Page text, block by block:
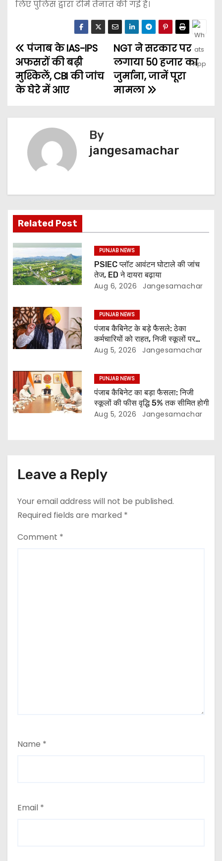
लिए पुलिस द्वारा टीमें तैनात की गई हैं।
NGT ने सरकार पर
लगाया ₹50 हजार का
जुर्माना, जानें पूरा
मामला
पंजाब के IAS-IPS
अफसरों की बढ़ी
मुश्किलें, CBI की जांच
के घेरे में आए
By
jangesamachar
Related Post
PUNJAB NEWS
PSIEC प्लॉट आवंटन घोटाले की जांच
तेज, ED ने दायरा बढ़ाया
Aug 6, 2026 Jangesamachar
PUNJAB NEWS
पंजाब कैबिनेट के बड़े फैसले: ठेका
कर्मचारियों को राहत, निजी स्कूलों पर
नियंत्रण और 3 नई यूनिवर्सिटियों को
Aug 5, 2026 Jangesamachar
PUNJAB NEWS
पंजाब कैबिनेट का बड़ा फैसला: निजी
स्कूलों की फीस वृद्धि 5% तक सीमित होगी
Aug 5, 2026 Jangesamachar
Leave a Reply
Your email address will not be published.
Required fields are marked *
Comment *
Name *
Email *